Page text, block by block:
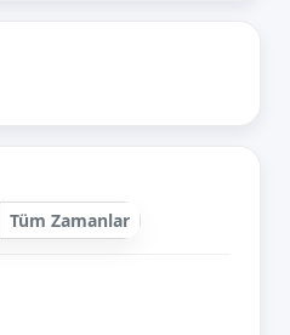
Tüm Zamanlar